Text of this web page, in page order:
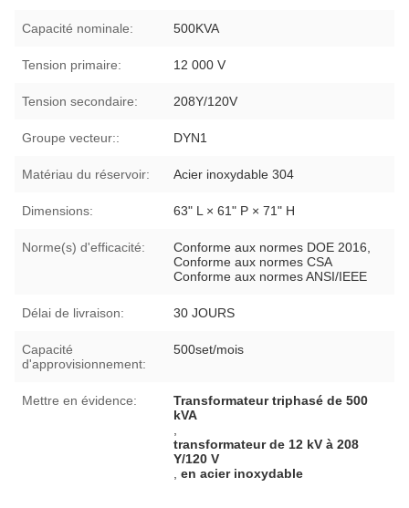
Capacité nominale: 500KVA
Tension primaire: 12 000 V
Tension secondaire: 208Y/120V
Groupe vecteur:: DYN1
Matériau du réservoir: Acier inoxydable 304
Dimensions: 63" L × 61" P × 71" H
Norme(s) d'efficacité:
Conforme aux normes DOE 2016,
Conforme aux normes CSA
Conforme aux normes ANSI/IEEE
Délai de livraison: 30 JOURS
Capacité
d'approvisionnement:
500set/mois
Mettre en évidence:
Transformateur triphasé de 500
kVA
transformateur de 12 kV à 208
Y/120 V
,en acier inoxydable